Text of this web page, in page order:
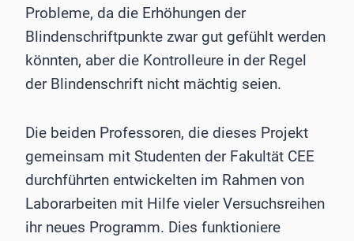
Probleme, da die Erhöhungen der
Blindenschriftpunkte zwar gut gefühlt werden
könnten, aber die Kontrolleure in der Regel
der Blindenschrift nicht mächtig seien.
Die beiden Professoren, die dieses Projekt
gemeinsam mit Studenten der Fakultät CEE
durchführten entwickelten im Rahmen von
Laborarbeiten mit Hilfe vieler Versuchsreihen
ihr neues Programm. Dies funktioniere